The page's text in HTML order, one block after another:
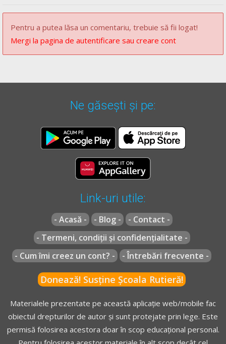
Pentru a putea lăsa un comentariu, trebuie să fii logat!
Mergi la pagina de autentificare sau creare cont
Ne găsești și pe:
Link-uri utile:
- Acasă - - Blog -
- Contact -
- Termeni, condiții și confidențialitate -
- Cum îmi creez un cont? -
- Întrebări frecvente -
Donează! Susține Școala Rutieră!
Materialele prezentate pe această aplicație web/mobile fac
obiectul drepturilor de autor și sunt protejate prin lege. Este
permisă folosirea acestora doar în scop educațional personal.